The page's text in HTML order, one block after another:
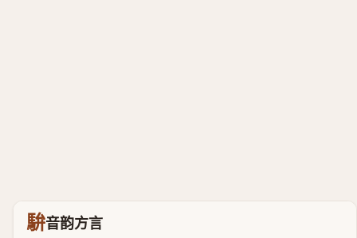
䮁音韵方言